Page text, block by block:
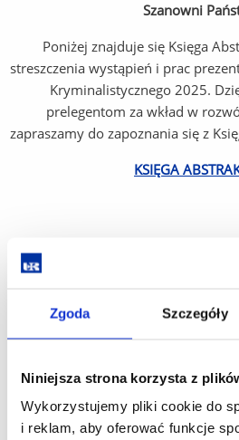
Zgoda Szczegóły
Niniejsza strona korzysta z
Wykorzystujemy pliki cookie do
i reklam, aby oferować funkcje
Szanowni
Poniżej znajduje się Księga
streszczenia wystąpień i prac
Kryminalistycznego 2025.
prelegentom za wkład w
zapraszamy do zapoznania się z
KSIĘGA
Below you will find theBook of
summaries of the presentations
all the speakers for their
science and warmly invite you
Abstracts